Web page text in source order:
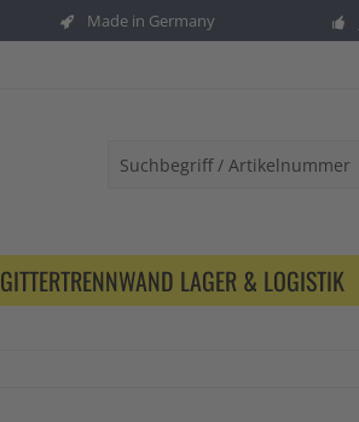
Made in Germany
GITTERTRENNWAND LAGER & LOGISTIK